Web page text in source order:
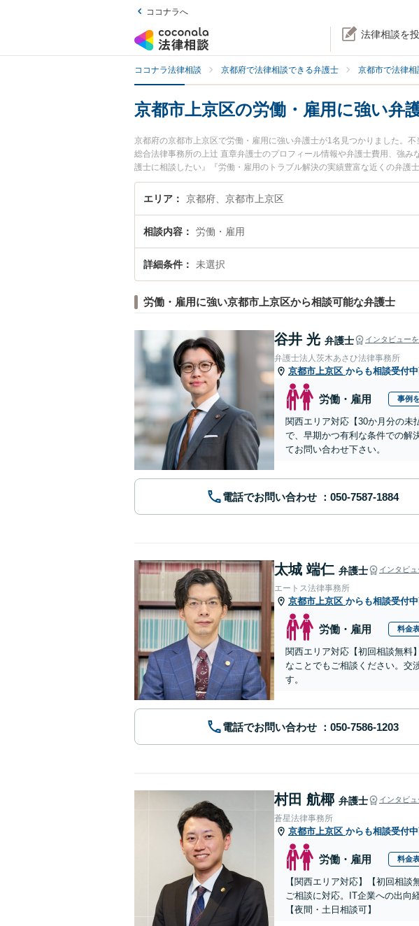
ココナラへ
法律相談を
ココナラ法律相談 京都府で法律相談できる弁護士 京都市で法律
京都市上京区の労働・雇用に強い弁
京都府の京都市上京区で労働・雇用に強い弁護士が1名見つかりました。
総合法律事務所の上辻 直章弁護士のプロフィール情報や弁護士費用、強
護士に相談したい』『労働・雇用のトラブル解決の実績豊富な近くの弁
い』などでお困りの相談者さんにおすすめです。
エリア 京都府、京都市上京区
相談内容 労働・雇用
詳細条件 未選択
労働・雇用に強い京都市上京区から相談可能な弁護士
谷井 光 弁護士 インタビュー
弁護士法人茨木あさひ法律事務所
京都市上京区 からも相談受付中
労働・雇用 事例
関西エリア対応【30か月分の未
で、早期かつ有利な条件での解
てお問い合わせ下さい。
電話でお問い合わせ
太城 端仁 弁護士 インタビ
エートス法律事務所
京都市上京区 からも相談受付中
労働・雇用 料金
関西エリア対応【初回相談無料
なことでもご相談ください。交
す。
電話でお問い合わせ
村田 航椰 弁護士 インタビ
蒼星法律事務所
京都市上京区 からも相談受付中
労働・雇用 料金
【関西エリア対応】【初回相
ご相談に対応。IT企業への出向
【夜間・土日相談可】